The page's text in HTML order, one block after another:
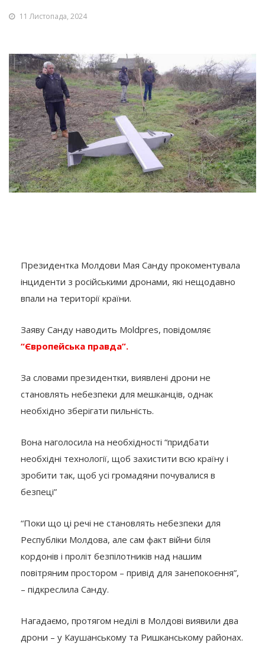
11 Листопада, 2024
Президентка Молдови Мая Санду прокоментувала
інциденти з російськими дронами, які нещодавно
впали на території країни.
Заяву Санду наводить Moldpres, повідомляє
“Європейська правда”.
За словами президентки, виявлені дрони не
становлять небезпеки для мешканців, однак
необхідно зберігати пильність.
Вона наголосила на необхідності “придбати
необхідні технології, щоб захистити всю країну і
зробити так, щоб усі громадяни почувалися в
безпеці”
“Поки що ці речі не становлять небезпеки для
Республіки Молдова, але сам факт війни біля
кордонів і проліт безпілотників над нашим
повітряним простором – привід для занепокоєння”,
– підкреслила Санду.
Нагадаємо, протягом неділі в Молдові виявили два
дрони – у Каушанському та Ришканському районах.